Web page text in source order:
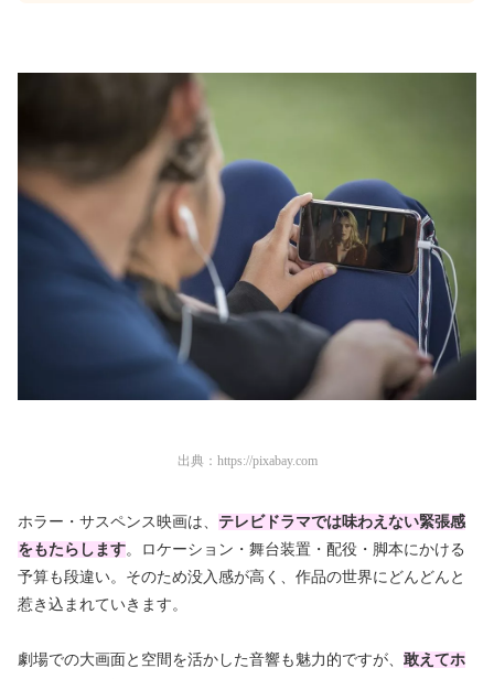
出典： https://pixabay.com
ホラー・サスペンス映画は、 テレビドラマでは味わえない緊張感
をもたらします。ロケーション・舞台装置・配役・脚本にかける
予算も段違い。そのため没入感が高く、作品の世界にどんどんと
惹き込まれていきます。
劇場での大画面と空間を活かした音響も魅力的ですが、 敢えてホ